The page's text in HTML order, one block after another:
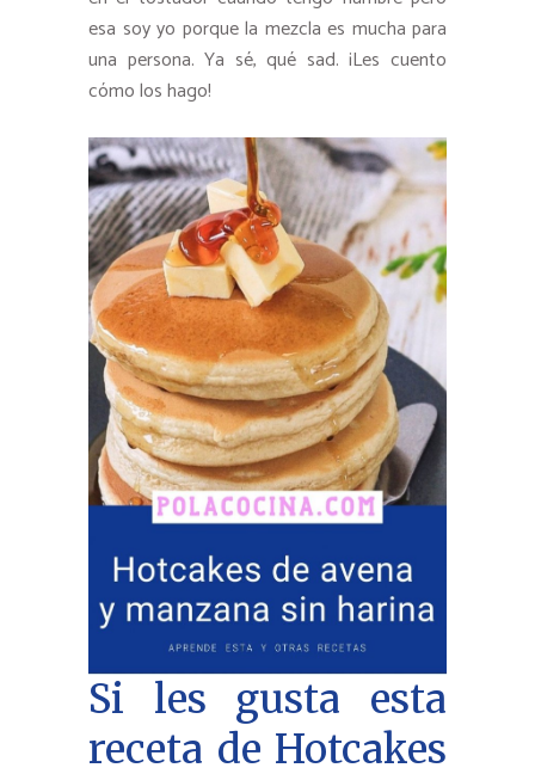
esa soy yo porque la mezcla es mucha para
una persona. Ya sé, qué sad. ¡Les cuento
cómo los hago!
Si les gusta esta
receta de Hotcakes